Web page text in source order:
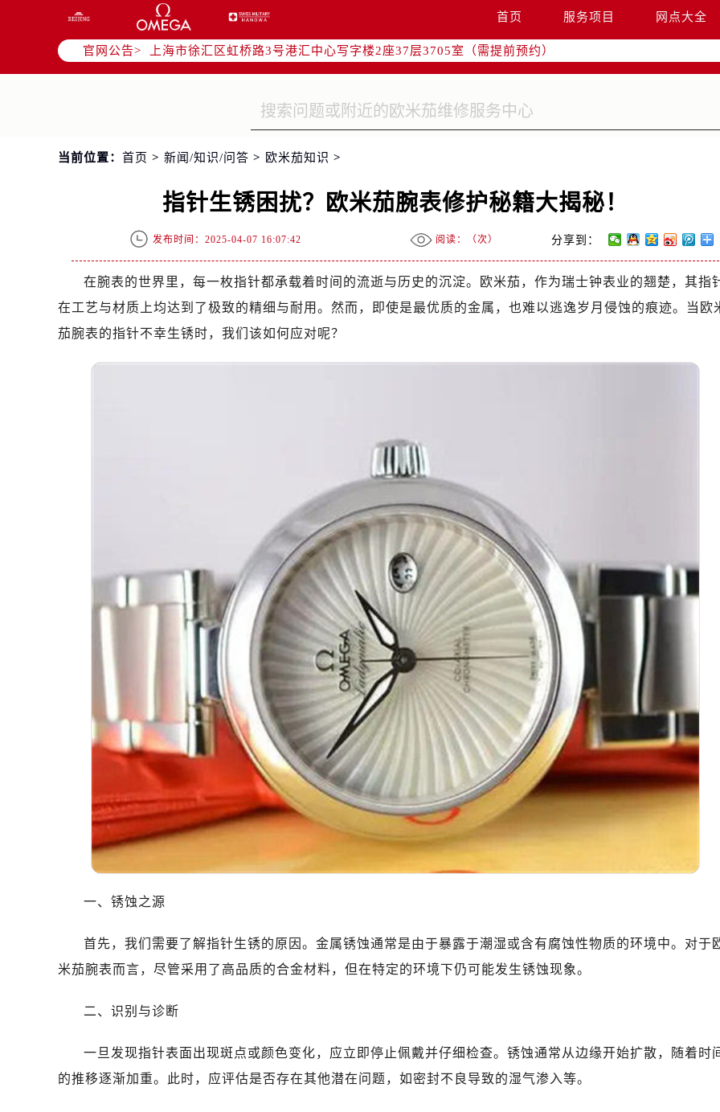
首页 服务项目 网点大全
官网公告>
北京市朝阳区建国门外大街甲6号华熙国际中心写字楼D座11层1102室（需提前预约）
天津市和平区赤峰道136号天津国际金融中心写字楼26层2603室（需提前预约）
上海市徐汇区虹桥路3号港汇中心写字楼2座37层3705室（需提前预约）
上海市黄浦区南京东路299号宏伊国际广场写字楼8层806室（需提前预约）
常州市新北区龙锦路1590号现代传媒中心写字楼5号楼10层1008室（需提前预约）
扬州市邗江区国展路29号星耀天地写字楼1号楼18层1803室（需提前预约）
泰州市海陵区永定东路399号置地商务中心东塔写字楼（华润万象城）17层1706室（需提前预约）
宁波市江北区大闸南路500号来福士广场办公楼20层2009室（需提前预约）
金华市金东区东市南街777号金华万达广场写字楼4号楼22层2209室（需提前预约）
绍兴市越城区胜利东路379号世茂天际中心写字楼8层805室（需提前预约）
南昌市红谷滩新区红谷中大道998号绿地双子塔（中央广场）A1座办公楼14层07室（需提前预约）
济南市历下区经十路11111号华润中心写字楼（万象城）15层1508室（需提前预约）
惠州市惠城区江北文昌一路7号华贸大厦写字楼1座30层05室（需提前预约）
厦门市思明区湖滨东路95号华润大厦写字楼B座11层1104室（需提前预约）
福州市鼓楼区五四路128-1号恒力城写字楼15层03室（需提前预约）
成都市锦江区人民东路6号SAC东原中心写字楼24层2406B室（需提前预约）
重庆市江北区观音桥步行街2号融恒时代广场写字楼9层902室（需提前预约）
长沙市芙蓉区定王台街道建湘路393号世茂环球金融中心写字楼（芙蓉广场）10层13室（需提前预约）
郑州市二七区铭功路10号华润大厦写字楼29层2905室（需提前预约）
太原市迎泽区解放路15号亨得利名表服务中心（品牌授权店）3层整层（需提前预约）
沈阳市沈河区中街路137号亨得利名表服务中心（品牌授权店）1层整层（需提前预约）
沈阳市沈河区中街路83号亨得利名表服务中心（品牌授权店）1层整层（需提前预约）
乌鲁木齐市天山区红山路26号时代广场（CCMALL）C座17层17-B（需提前预约）
温州市鹿城区锦绣路1067号置信广场10层1015室（需提前预约）
哈尔滨市道里区友谊西路600号富力中心T2座写字楼29层03室（需提前预约）
大连市中山区人民路15号国际金融大厦7层G室（需提前预约）
佛山市禅城区季华五路57号万科金融中心C座12层1205室（需提前预约）
东莞市东城街道鸿福东路1号民盈国贸中心T1写字楼9层907室（需提前预约）
无锡市梁溪区人民中路139号恒隆广场写字楼1座11层1104室（需提前预约）
南通市崇川区工农路57号圆融广场写字楼16层1603室（需提前预约）
苏州市苏州工业园区星港街199号苏州中心办公楼C座22层08室（需提前预约）
南宁市青秀区金湖路59号地王大厦12楼1224室（需提前预约）
泉州市丰泽区宝洲路729号浦西万达中心写字楼A座7楼709室（需提前预约）
青岛市南区山东路6号华润大厦B座22层04室（需提前预约）
长春市朝阳区西安大路727号中银大厦A座(旺进大厦)18层09室（需提前预约）
石家庄市长安区中山东路39号勒泰中心写字楼B座13层07室（需提前预约）
当前位置： 首页 > 新闻/知识/问答 > 欧米茄知识 >
指针生锈困扰？欧米茄腕表修护秘籍大揭秘！
发布时间：2025-04-07 16:07:42 阅读：（次） 分享到：
在腕表的世界里，每一枚指针都承载着时间的流逝与历史的沉淀。欧米茄，作为瑞士钟表业的翘楚，其指
在工艺与材质上均达到了极致的精细与耐用。然而，即使是最优质的金属，也难以逃逸岁月侵蚀的痕迹。当欧
茄腕表的指针不幸生锈时，我们该如何应对呢？
一、锈蚀之源
首先，我们需要了解指针生锈的原因。金属锈蚀通常是由于暴露于潮湿或含有腐蚀性物质的环境中。对于
米茄腕表而言，尽管采用了高品质的合金材料，但在特定的环境下仍可能发生锈蚀现象。
二、识别与诊断
一旦发现指针表面出现斑点或颜色变化，应立即停止佩戴并仔细检查。锈蚀通常从边缘开始扩散，随着时
的推移逐渐加重。此时，应评估是否存在其他潜在问题，如密封不良导致的湿气渗入等。